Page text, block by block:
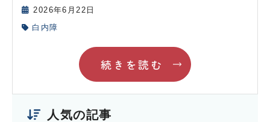
2026年6月22日
白内障
続きを読む
人気の記事